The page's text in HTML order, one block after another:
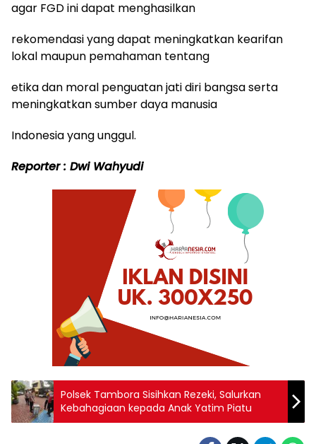
agar FGD ini dapat menghasilkan
rekomendasi yang dapat meningkatkan kearifan
lokal maupun pemahaman tentang
etika dan moral penguatan jati diri bangsa serta
meningkatkan sumber daya manusia
Indonesia yang unggul.
Reporter : Dwi Wahyudi
Polsek Tambora Sisihkan Rezeki, Salurkan
Kebahagiaan kepada Anak Yatim Piatu